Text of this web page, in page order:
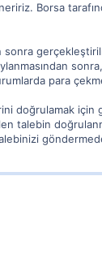
Borsa
para
doğrulamak
talebin